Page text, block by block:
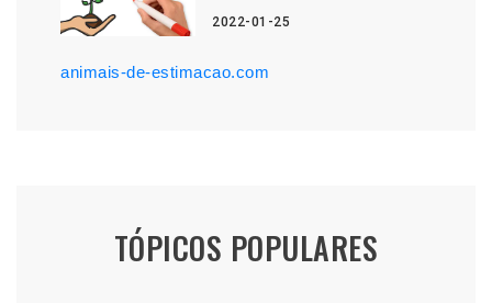
2022-01-25
animais-de-estimacao.com
TÓPICOS POPULARES